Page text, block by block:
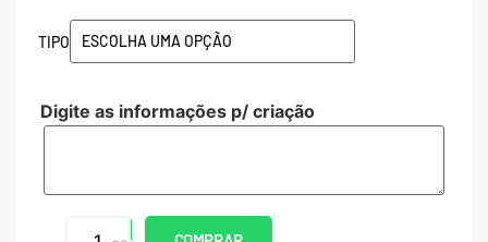
TIPO
Digite as informações p/ criação